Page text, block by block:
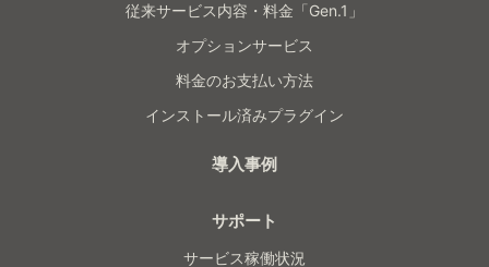
従来サービス内容・料金「Gen.1」
オプションサービス
料金のお支払い方法
インストール済みプラグイン
導入事例
サポート
サービス稼働状況